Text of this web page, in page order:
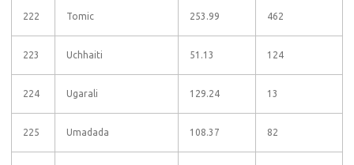
222 Tomic 253.99 462
223 Uchhaiti 51.13 124
224 Ugarali 129.24 13
225 Umadada 108.37 82